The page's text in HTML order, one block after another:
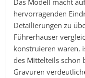
Das Modell macht
hervorragenden
Detailierungen zu
Führerhauser
konstruieren waren,
des Mittelteils schon
Gravuren